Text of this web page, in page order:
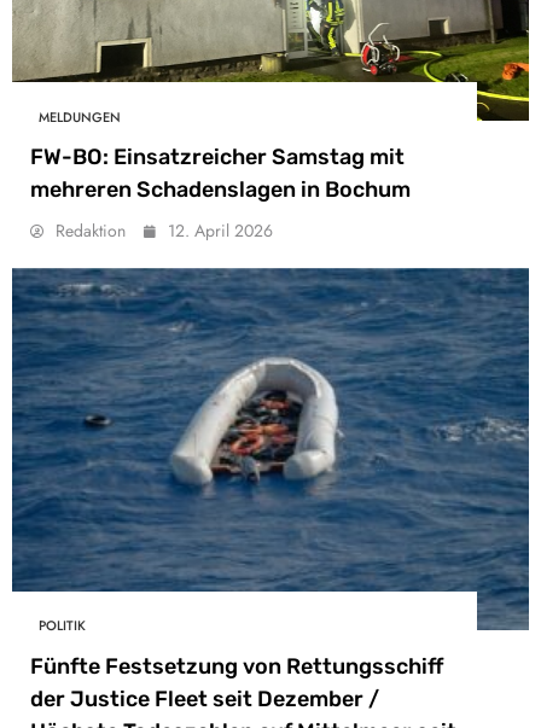
MELDUNGEN
FW-BO: Einsatzreicher Samstag mit
mehreren Schadenslagen in Bochum
Redaktion 12. April 2026
POLITIK
Fünfte Festsetzung von Rettungsschiff
der Justice Fleet seit Dezember /